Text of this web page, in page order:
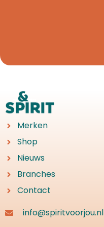
Merken
Shop
Nieuws
Branches
Contact
info@spiritvoorjou.nl